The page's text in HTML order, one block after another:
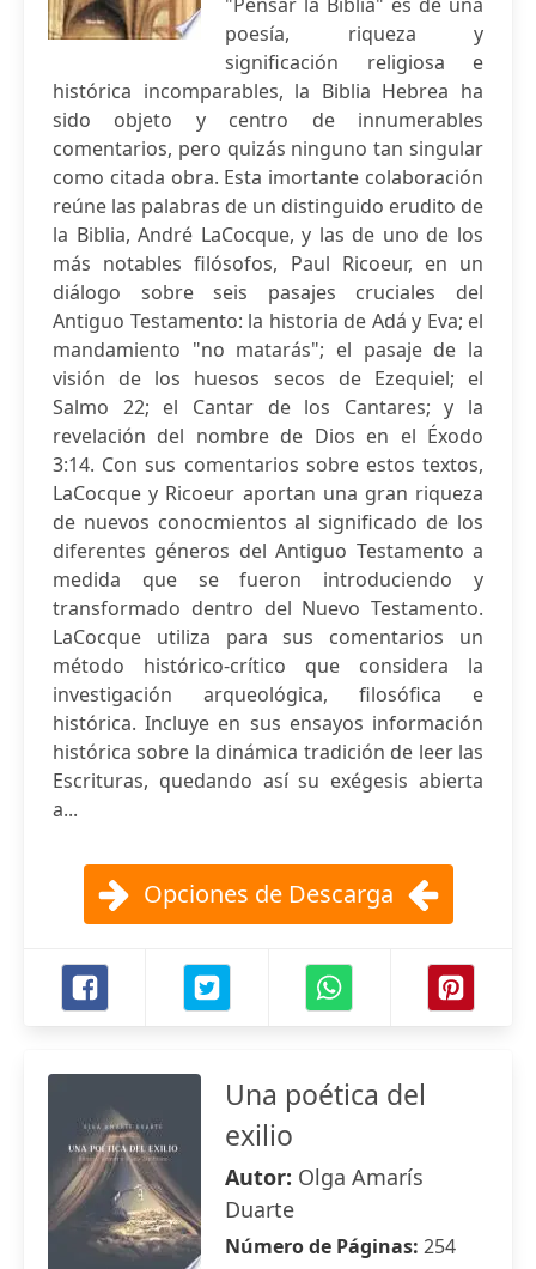
poesía, riqueza y
significación religiosa e
histórica incomparables, la Biblia Hebrea ha
sido objeto y centro de innumerables
comentarios, pero quizás ninguno tan singular
como citada obra. Esta imortante colaboración
reúne las palabras de un distinguido erudito de
la Biblia, André LaCocque, y las de uno de los
más notables filósofos, Paul Ricoeur, en un
diálogo sobre seis pasajes cruciales del
Antiguo Testamento: la historia de Adá y Eva; el
mandamiento "no matarás"; el pasaje de la
visión de los huesos secos de Ezequiel; el
Salmo 22; el Cantar de los Cantares; y la
revelación del nombre de Dios en el Éxodo
3:14. Con sus comentarios sobre estos textos,
LaCocque y Ricoeur aportan una gran riqueza
de nuevos conocmientos al significado de los
diferentes géneros del Antiguo Testamento a
medida que se fueron introduciendo y
transformado dentro del Nuevo Testamento.
LaCocque utiliza para sus comentarios un
método histórico-crítico que considera la
investigación arqueológica, filosófica e
histórica. Incluye en sus ensayos información
histórica sobre la dinámica tradición de leer las
Escrituras, quedando así su exégesis abierta
a...
Opciones de Descarga
Una poética del
exilio
Autor: Olga Amarís
Duarte
Número de Páginas: 254